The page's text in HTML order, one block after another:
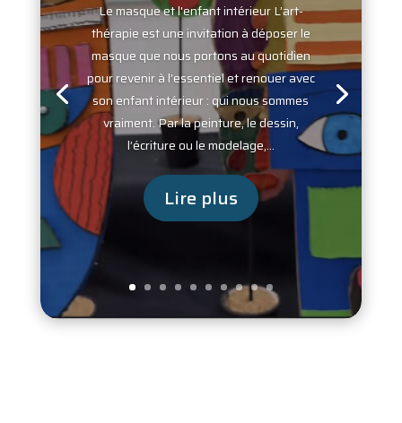
Le masque et l'enfant intérieur L’art-
thérapie est une invitation à déposer le
masque que nous portons au quotidien
pour revenir à l’essentiel et renouer avec
son enfant intérieur : qui nous sommes
vraiment. Par la peinture, le dessin,
l’écriture ou le modelage,...
Lire plus